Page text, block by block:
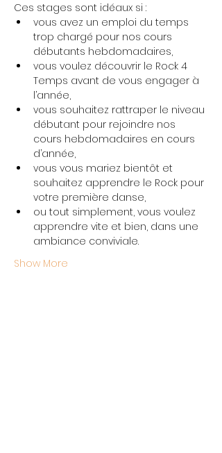
Ces stages sont idéaux si :
vous avez un emploi du temps
trop chargé pour nos cours
débutants hebdomadaires,
vous voulez découvrir le Rock 4
Temps avant de vous engager à
l’année,
vous souhaitez rattraper le niveau
débutant pour rejoindre nos
cours hebdomadaires en cours
d’année,
vous vous mariez bientôt et
souhaitez apprendre le Rock pour
votre première danse,
ou tout simplement, vous voulez
apprendre vite et bien, dans une
ambiance conviviale.
Show More